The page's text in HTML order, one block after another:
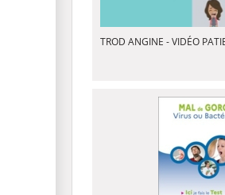
TROD ANGINE - VIDÉO